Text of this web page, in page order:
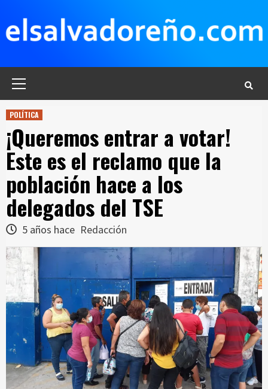
contenido
POLÍTICA
¡Queremos entrar a votar!
Este es el reclamo que la
población hace a los
delegados del TSE
5 años hace Redacción